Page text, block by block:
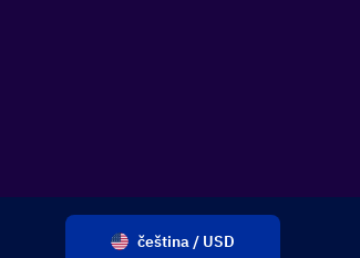
čeština / USD